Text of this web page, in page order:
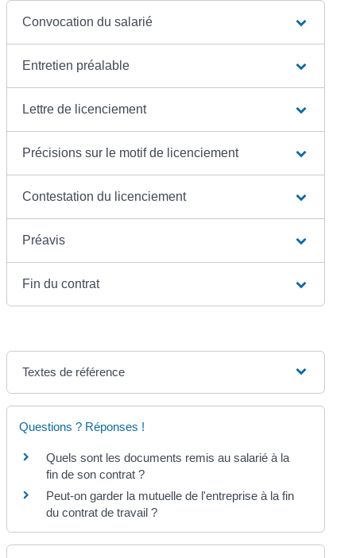
Convocation du salarié
Entretien préalable
Lettre de licenciement
Précisions sur le motif de licenciement
Contestation du licenciement
Préavis
Fin du contrat
Textes de référence
Questions ? Réponses !
Quels sont les documents remis au salarié à la
fin de son contrat ?
Peut-on garder la mutuelle de l'entreprise à la fin
du contrat de travail ?